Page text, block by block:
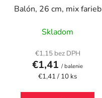
Balón, 26 cm, mix farieb
Skladom
€1,15 bez DPH
€1,41 / balenie
Jednotková
€1,41 / 10 ks